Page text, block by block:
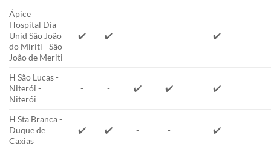
Ápice
Hospital Dia -
Unid São João
do Miriti - São
João de Meriti
✔️ ✔️ - - ✔️
H São Lucas -
Niterói -
Niterói
- - ✔️ ✔️ ✔️
H Sta Branca -
Duque de
Caxias
✔️ ✔️ - - ✔️